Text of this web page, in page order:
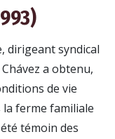
dirigeant syndical
a obtenu,
de vie
ferme familiale
témoin des